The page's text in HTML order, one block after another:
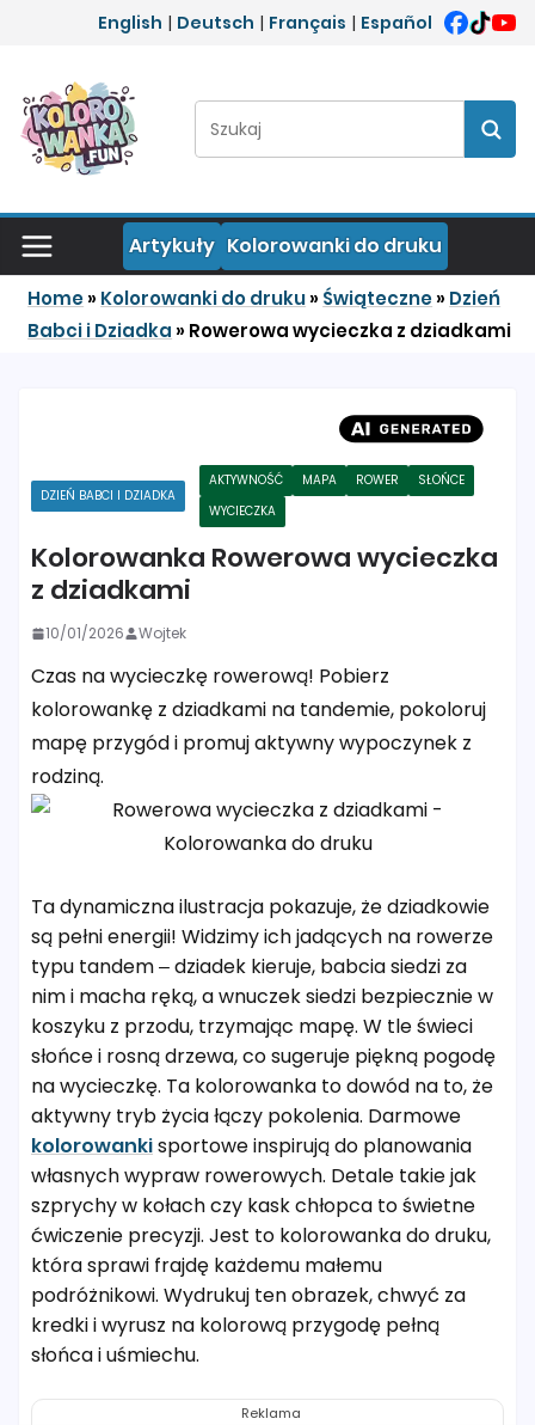
Przejdź do treści
English | Deutsch | Français | Español
Szukaj:
Artykuły Kolorowanki do druku
Home» Kolorowanki do druku» Świąteczne» Dzień
Babci i Dziadka » Rowerowa wycieczka z dziadkami
DZIEŃ BABCI I DZIADKA
AKTYWNOŚĆ MAPA ROWER
SŁOŃCE
WYCIECZKA
Kolorowanka Rowerowa wycieczka
z dziadkami
10/01/2026 Wojtek
Czas na wycieczkę rowerową! Pobierz
kolorowankę z dziadkami na tandemie, pokoloruj
mapę przygód i promuj aktywny wypoczynek z
rodziną.
Ta dynamiczna ilustracja pokazuje, że dziadkowie
są pełni energii! Widzimy ich jadących na rowerze
typu tandem – dziadek kieruje, babcia siedzi za
nim i macha ręką, a wnuczek siedzi bezpiecznie w
koszyku z przodu, trzymając mapę. W tle świeci
słońce i rosną drzewa, co sugeruje piękną pogodę
na wycieczkę. Ta kolorowanka to dowód na to, że
aktywny tryb życia łączy pokolenia. Darmowe
kolorowankisportowe inspirują do planowania
własnych wypraw rowerowych. Detale takie jak
szprychy w kołach czy kask chłopca to świetne
ćwiczenie precyzji. Jest to kolorowanka do druku,
która sprawi frajdę każdemu małemu
podróżnikowi. Wydrukuj ten obrazek, chwyć za
kredki i wyrusz na kolorową przygodę pełną
słońca i uśmiechu.
Reklama